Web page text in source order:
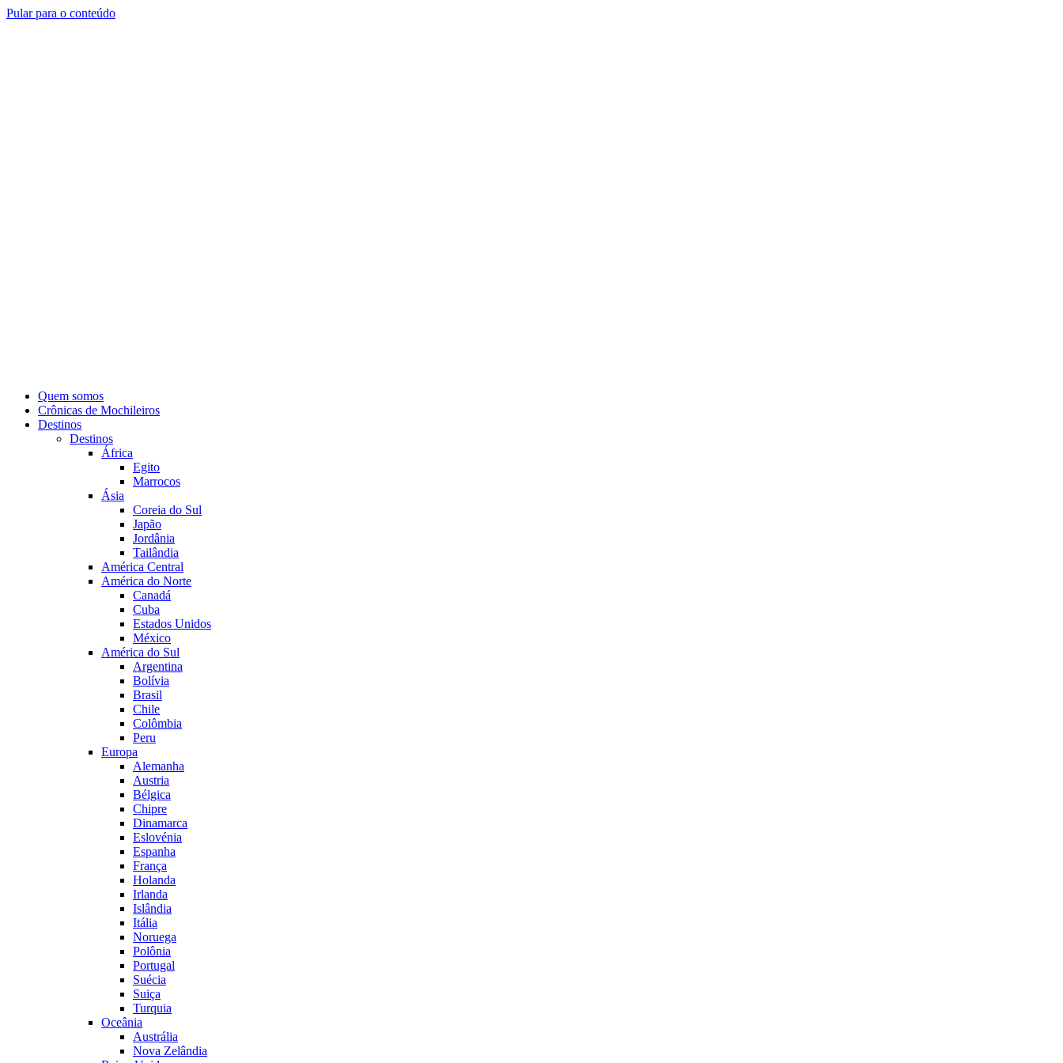
Pular para o conteúdo
Quem somos
Crônicas de Mochileiros
Destinos
Destinos
África
Egito
Marrocos
Ásia
Coreia do Sul
Japão
Jordânia
Tailândia
América Central
América do Norte
Canadá
Cuba
Estados Unidos
México
América do Sul
Argentina
Bolívia
Brasil
Chile
Colômbia
Peru
Europa
Alemanha
Austria
Bélgica
Chipre
Dinamarca
Eslovénia
Espanha
França
Holanda
Irlanda
Islândia
Itália
Noruega
Polônia
Portugal
Suécia
Suiça
Turquia
Oceânia
Austrália
Nova Zelândia